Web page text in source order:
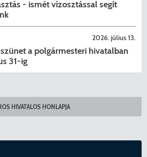
- ismét vízosztással segít
2026. július 13.
a polgármesteri hivatalban
31-ig
HIVATALOS HONLAPJA
KERESÉS